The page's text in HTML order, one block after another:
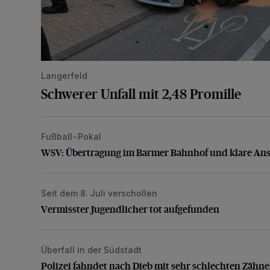
Langerfeld
Schwerer Unfall mit 2,48 Promille
WSV: Übertragung im Barmer Bahnhof und klare
Fußball-Pokal
WSV: Übertragung im Barmer Bahnhof und klare
Vermisster Jugendlicher tot aufgefunden
Seit dem 8. Juli verschollen
Vermisster Jugendlicher tot aufgefunden
Polizei fahndet nach Dieb mit sehr schlechten Zähnen
Überfall in der Südstadt
Polizei fahndet nach Dieb mit sehr schlechten